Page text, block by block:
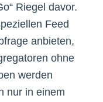
Riegel davor.
Feed
anbieten,
ohne
werden
nur in einem